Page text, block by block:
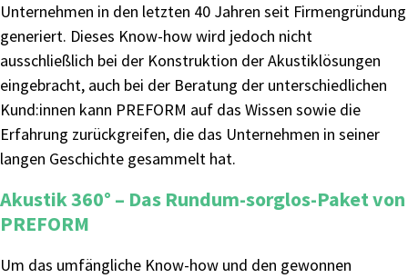
Unternehmen in den letzten 40 Jahren seit Firmengründung
generiert. Dieses Know-how wird jedoch nicht
ausschließlich bei der Konstruktion der Akustiklösungen
eingebracht, auch bei der Beratung der unterschiedlichen
Kund:innen kann PREFORM auf das Wissen sowie die
Erfahrung zurückgreifen, die das Unternehmen in seiner
langen Geschichte gesammelt hat.
Akustik 360° – Das Rundum-sorglos-Paket von
PREFORM
Um das umfängliche Know-how und den gewonnen